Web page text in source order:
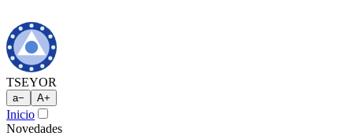
TSEYOR
a− A+
Inicio
Novedades